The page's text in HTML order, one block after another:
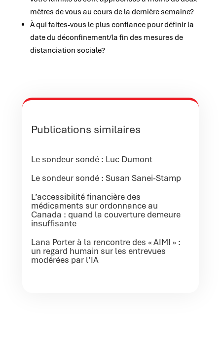
mètres de vous au cours de la dernière semaine?
À qui faites-vous le plus confiance pour définir la
date du déconfinement/la fin des mesures de
distanciation sociale?
Publications similaires
Le sondeur sondé : Luc Dumont
Le sondeur sondé : Susan Sanei-Stamp
L’accessibilité financière des
médicaments sur ordonnance au
Canada : quand la couverture demeure
insuffisante
Lana Porter à la rencontre des « AIMI » :
un regard humain sur les entrevues
modérées par l’IA